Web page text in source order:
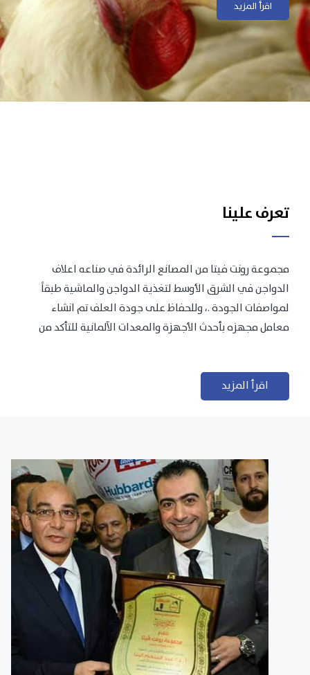
اقرأ المزيد
اقرأ المزيد
تعرف علينا
مجموعة رونت فيتا من المصانع الرائدة في صناعه اعلاف
الدواجن في الشرق الأوسط لتغذية الدواجن والماشية طبقاً
لمواصفات الجودة .، وللحفاظ على جودة العلف تم انشاء
معامل مجهزه بأحدث الأجهزة والمعدات الآلمانية للتأكد من
اقرأ المزيد